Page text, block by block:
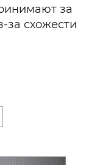
за
за схожести